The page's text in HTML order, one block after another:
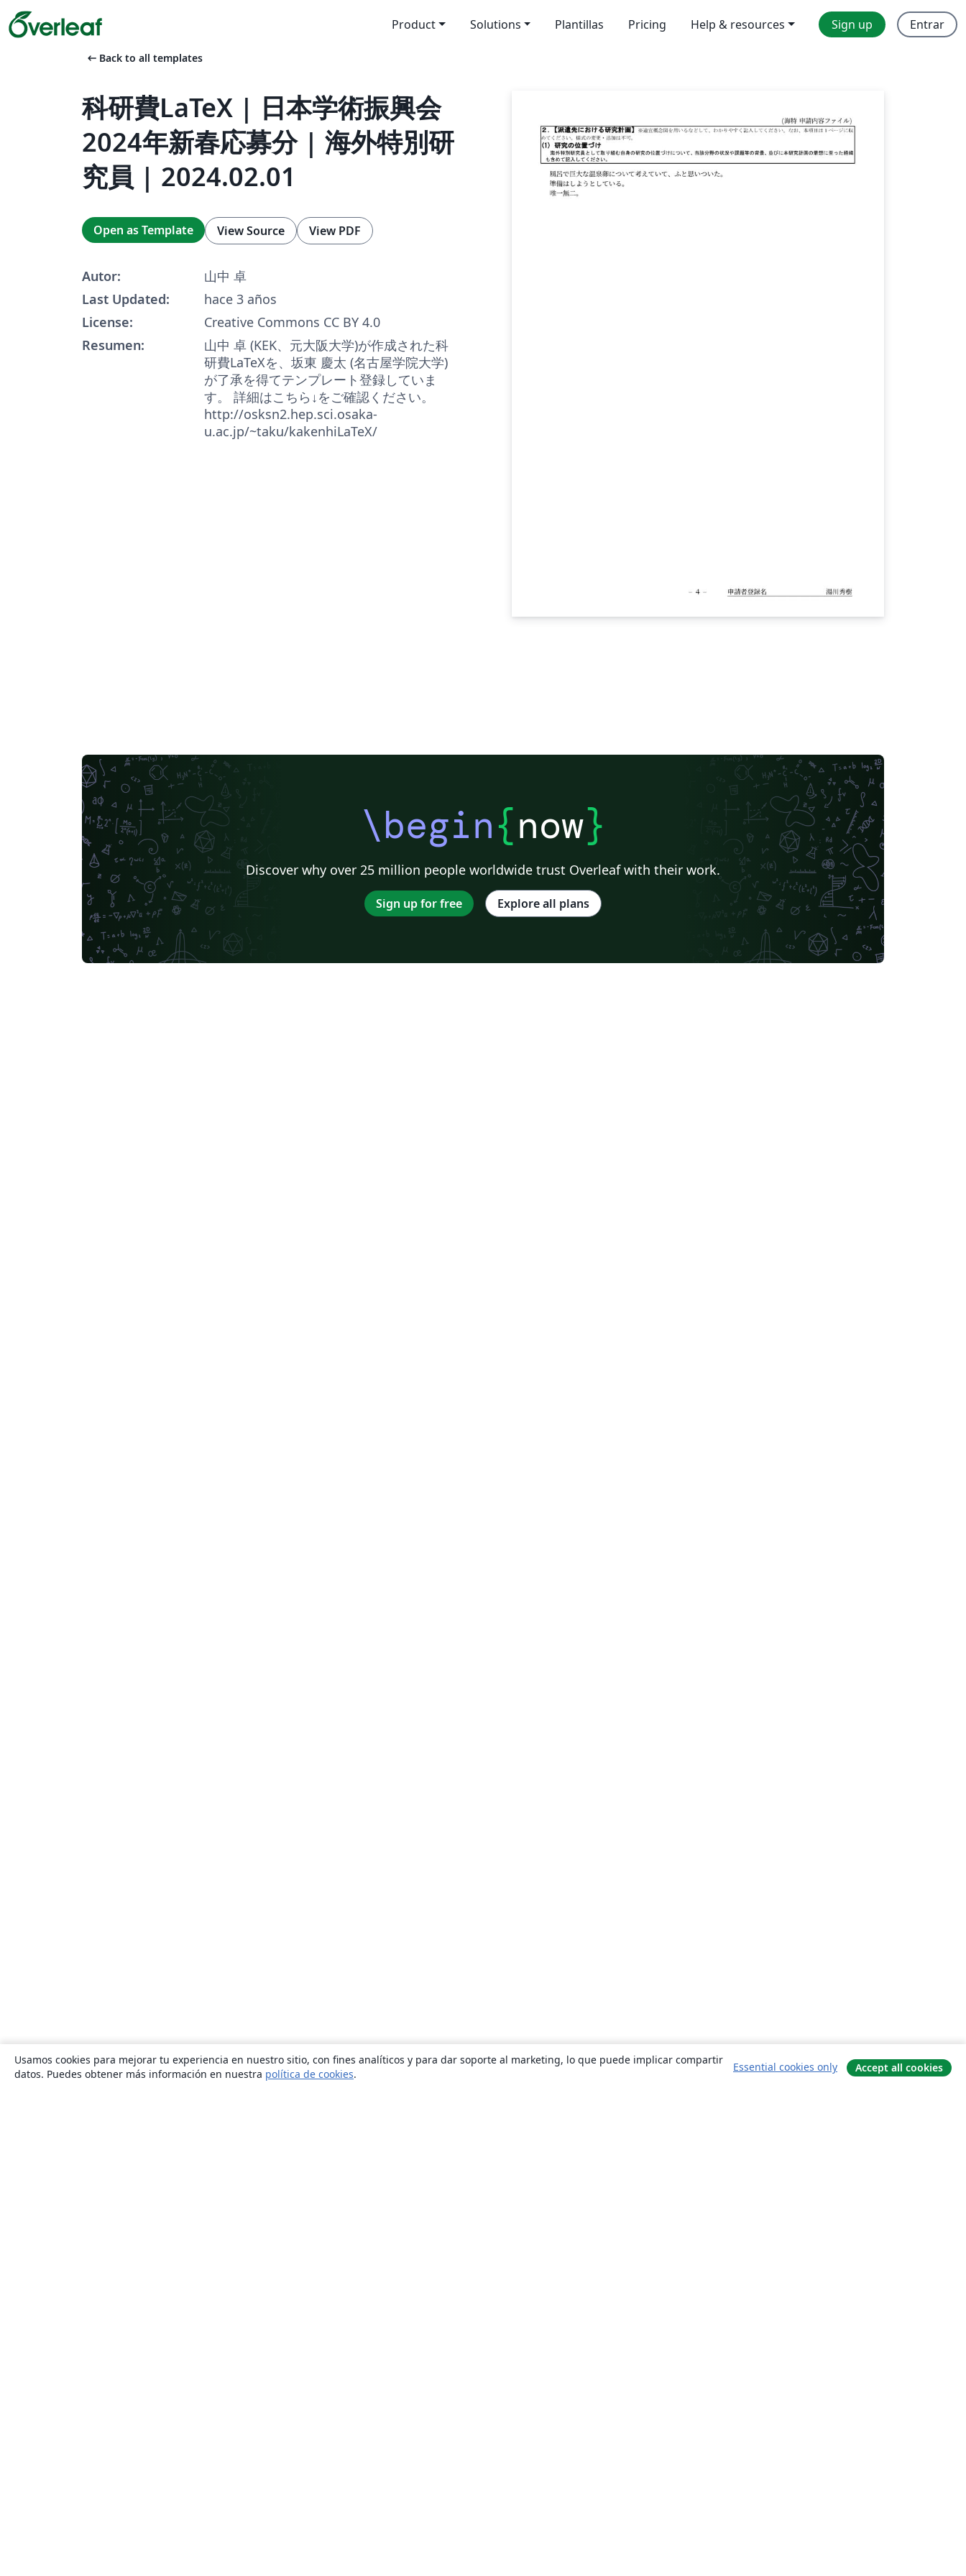
Product Solutions Plantillas Pricing Help & resources Sign up Entrar
arrow_left_alt Back to all templates
科研費LaTeX | 日本学術振興会
2024年新春応募分 | 海外特別研
究員 | 2024.02.01
Open as Template View Source View PDF
Autor:
山中 卓
Last Updated:
hace 3 años
License:
Creative Commons CC BY 4.0
Resumen:
山中 卓 (KEK、元大阪大学)が作成された科
研費LaTeXを、坂東 慶太 (名古屋学院大学)
が了承を得てテンプレート登録していま
す。 詳細はこちら↓をご確認ください。
http://osksn2.hep.sci.osaka-
u.ac.jp/~taku/kakenhiLaTeX/
\begin{now}
Discover why over 25 million people worldwide trust Overleaf with their work.
Sign up for free Explore all plans
Usamos cookies para mejorar tu experiencia en nuestro sitio, con fines analíticos y para dar soporte al marketing, lo que puede implicar compartir
datos. Puedes obtener más información en nuestra política de cookies.
Essential cookies only Accept all cookies